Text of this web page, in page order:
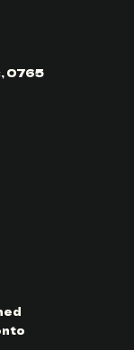
0765